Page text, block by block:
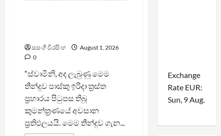
සසංගි වීරසිංහ
August 1, 2026
0
“ස්වාමීනි, අද ලැබුණු මෙම
තීන්දුව පාස්කු ඉරිදා ත්‍රස්ත
ප්‍රහාරය පිටුපස තිබූ
කුමන්ත්‍රණයේ අවසාන
ප්‍රතිඵලයයි. මෙම තීන්දුව ගැන...
Exchange
Rate EUR:
Sun, 9 Aug.